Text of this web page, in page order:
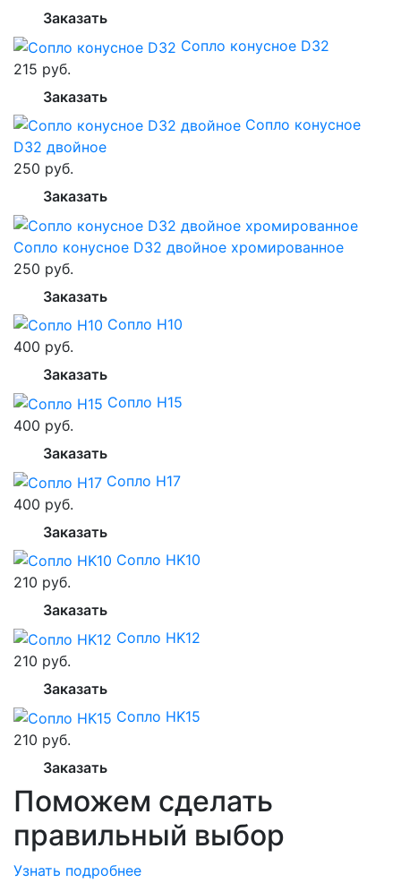
Заказать
Сопло конусное D32
215 руб.
Заказать
Сопло конусное
D32 двойное
250 руб.
Заказать
Сопло конусное D32 двойное хромированное
250 руб.
Заказать
Сопло H10
400 руб.
Заказать
Сопло H15
400 руб.
Заказать
Сопло H17
400 руб.
Заказать
Сопло HK10
210 руб.
Заказать
Сопло HK12
210 руб.
Заказать
Сопло HK15
210 руб.
Заказать
Поможем сделать
правильный выбор
Узнать подробнее